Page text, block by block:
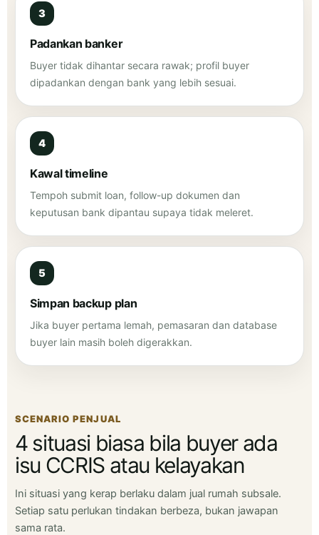
Padankan banker
Buyer tidak dihantar secara rawak; profil buyer
dipadankan dengan bank yang lebih sesuai.
Kawal timeline
Tempoh submit loan, follow-up dokumen dan
keputusan bank dipantau supaya tidak meleret.
Simpan backup plan
Jika buyer pertama lemah, pemasaran dan database
buyer lain masih boleh digerakkan.
SCENARIO PENJUAL
4 situasi biasa bila buyer ada
isu CCRIS atau kelayakan
Ini situasi yang kerap berlaku dalam jual rumah subsale.
Setiap satu perlukan tindakan berbeza, bukan jawapan
sama rata.